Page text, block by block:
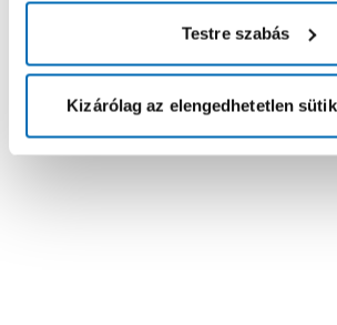
Testre szabás
Kizárólag az elengedhetetlen